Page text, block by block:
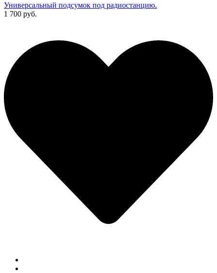
Универсальный подсумок под радиостанцию.
1 700 руб.